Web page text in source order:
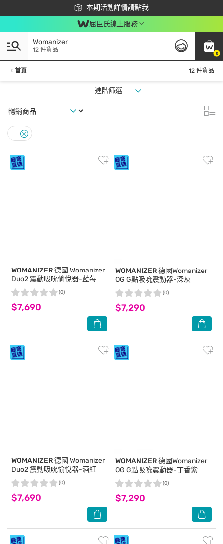
本期活動詳情請點我
下載app最高回饋$350
屈臣氏線上服務
0
Womanizer
12 件貨品
首頁 12 件貨品
進階篩選
WOMANIZER德國 Womanizer
Duo2 震動吸吮愉悅器-藍莓
$7,690
(0)
WOMANIZER德國Womanizer
OG G點吸吮震動器-深灰
$7,290
(0)
WOMANIZER德國 Womanizer
Duo2 震動吸吮愉悅器-酒紅
$7,690
(0)
WOMANIZER德國Womanizer
OG G點吸吮震動器-丁香紫
$7,290
(0)